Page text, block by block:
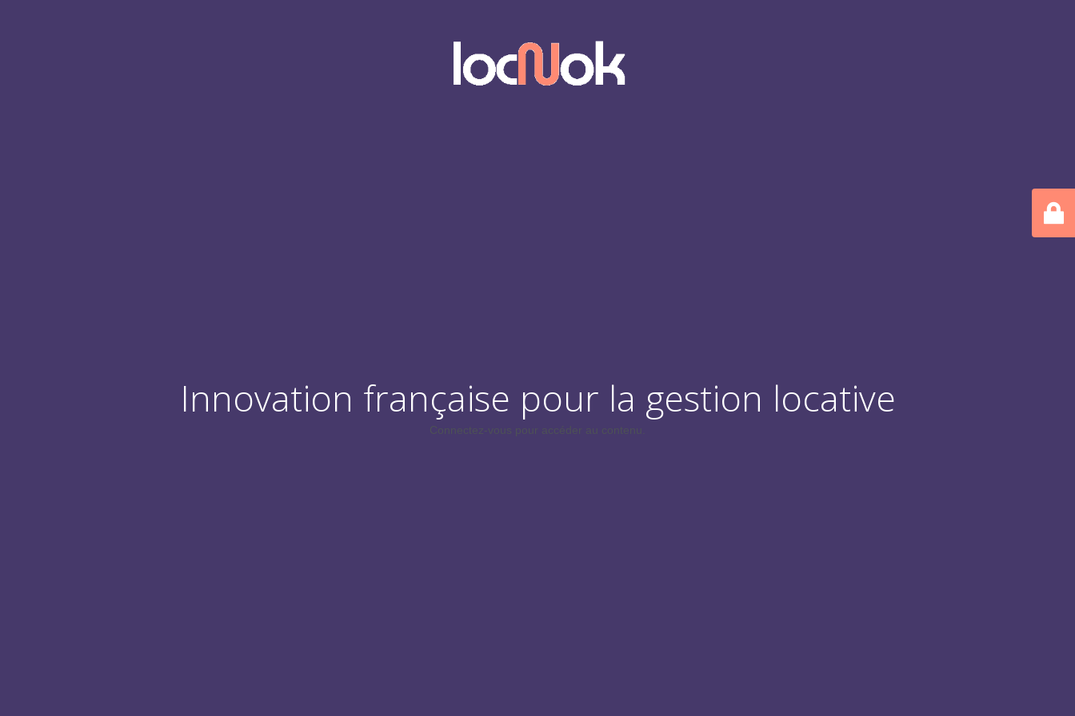
Innovation française pour la gestion locative
Connectez-vous pour accéder au contenu.